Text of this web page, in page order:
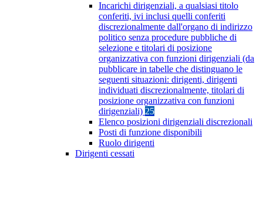
Incarichi dirigenziali, a qualsiasi titolo
conferiti, ivi inclusi quelli conferiti
discrezionalmente dall'organo di indirizzo
politico senza procedure pubbliche di
selezione e titolari di posizione
organizzativa con funzioni dirigenziali (da
pubblicare in tabelle che distinguano le
seguenti situazioni: dirigenti, dirigenti
individuati discrezionalmente, titolari di
posizione organizzativa con funzioni
dirigenziali) 25
Elenco posizioni dirigenziali discrezionali
Posti di funzione disponibili
Ruolo dirigenti
Dirigenti cessati